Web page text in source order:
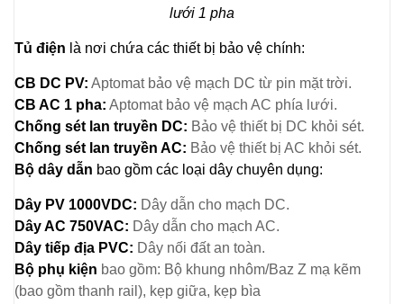
lưới 1 pha
Tủ điện là nơi chứa các thiết bị bảo vệ chính:
CB DC PV: Aptomat bảo vệ mạch DC từ pin mặt trời.
CB AC 1 pha: Aptomat bảo vệ mạch AC phía lưới.
Chống sét lan truyền DC: Bảo vệ thiết bị DC khỏi sét.
Chống sét lan truyền AC: Bảo vệ thiết bị AC khỏi sét.
Bộ dây dẫn bao gồm các loại dây chuyên dụng:
Dây PV 1000VDC: Dây dẫn cho mạch DC.
Dây AC 750VAC: Dây dẫn cho mạch AC.
Dây tiếp địa PVC: Dây nối đất an toàn.
Bộ phụ kiện bao gồm: Bộ khung nhôm/Baz Z mạ kẽm
(bao gồm thanh rail), kẹp giữa, kẹp bìa